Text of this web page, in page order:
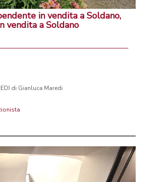
in vendita a Soldano,
vendita a Soldano